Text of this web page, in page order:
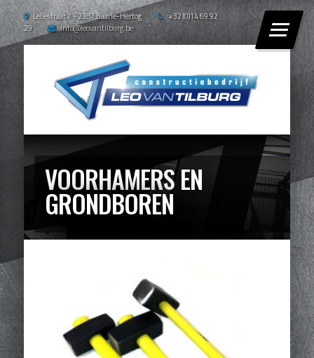
Leliestraat 7 - 2387 Baarle-Hertog
+32 (0)14 69 92
29
info@leovantilburg.be
VOORHAMERS EN
GRONDBOREN